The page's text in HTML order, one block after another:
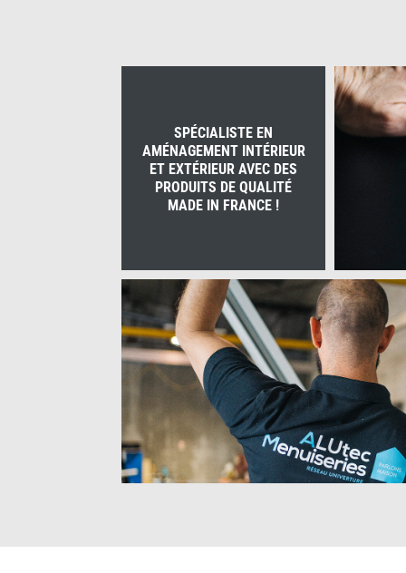
SPÉCIALISTE EN
AMÉNAGEMENT INTÉRIEUR
ET EXTÉRIEUR AVEC DES
PRODUITS DE QUALITÉ
MADE IN FRANCE !